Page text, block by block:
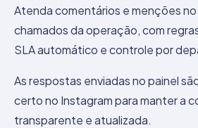
Atenda comentários e menções
chamados da operação, com
SLA automático e controle por
As respostas enviadas no painel
certo no Instagram para manter a
transparente e atualizada.